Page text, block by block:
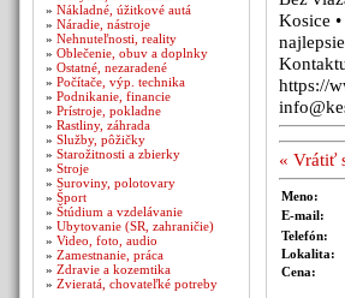
» Nákladné, úžitkové autá
» Náradie, nástroje
» Nehnuteľnosti, reality
» Oblečenie, obuv a doplnky
» Ostatné, nezaradené
» Počítače, výp. technika
» Podnikanie, financie
» Prístroje, pokladne
» Rastliny, záhrada
» Služby, pôžičky
» Starožitnosti a zbierky
» Stroje
» Suroviny, polotovary
» Šport
» Štúdium a vzdelávanie
» Ubytovanie (SR, zahraničie)
» Video, foto, audio
» Zamestnanie, práca
» Zdravie a kozemtika
» Zvieratá, chovateľké potreby
Kosice
https://
« Vrátiť
Meno:
E-mail:
Telefón:
Lokalita:
Cena: